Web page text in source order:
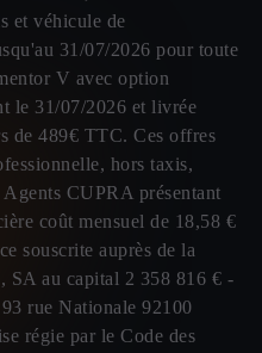
et véhicule de
31/07/2026 pour toute
V avec option
le 31/07/2026 et livrée
de 489€ TTC. Ces offres
hors taxis,
CUPRA présentant
coût mensuel de 18,58 €
souscrite auprès de la
au capital 2 358 816 € -
rue Nationale 92100
régie par le Code des